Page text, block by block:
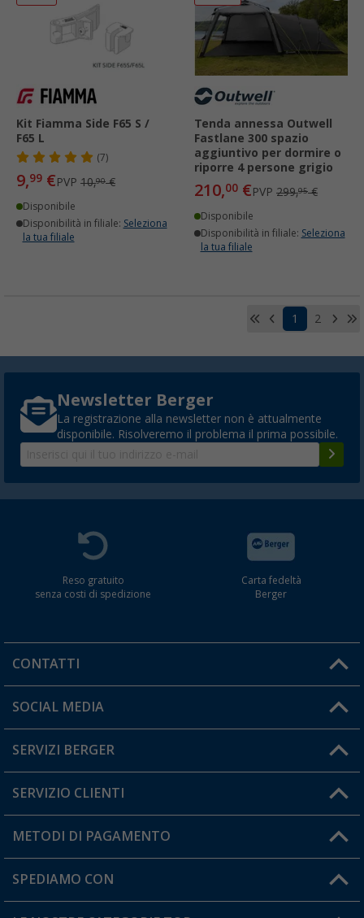
Kit Fiamma Side F65 S /
F65 L
(7)
9,99 €PVP 10,90€
Disponibile
Disponibilità in filiale: Seleziona
la tua filiale
Tenda annessa Outwell
Fastlane 300 spazio
aggiuntivo per dormire o
riporre 4 persone grigio
210,00 €PVP 299,95€
Disponibile
Disponibilità in filiale: Seleziona
la tua filiale
1 2
Newsletter Berger
La registrazione alla newsletter non è attualmente
disponibile. Risolveremo il problema il prima possibile.
Reso gratuito
senza costi di spedizione
Carta fedeltà
Berger
CONTATTI
Orari di apertura del servizio:
Hai una domanda?
SOCIAL MEDIA
SERVIZI BERGER
Diventare rivenditori
Il mio Account
Carta fedeltà Berger
SERVIZIO CLIENTI
Informazioni sulla spedizione
Resi
METODI DI PAGAMENTO
SPEDIAMO CON